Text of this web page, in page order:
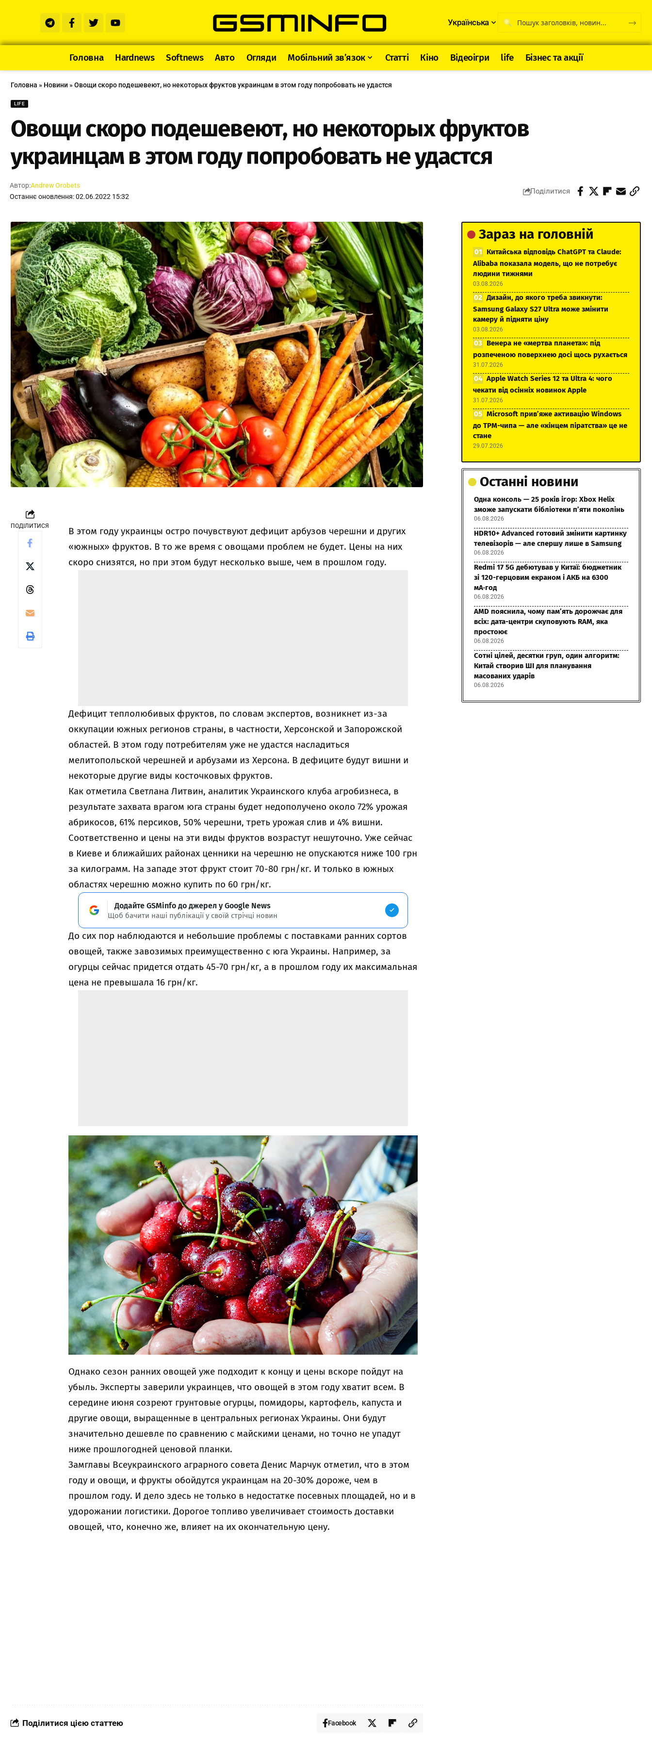
Українська
Головна Hardnews Softnews Авто Огляди Мобільний зв’язок Статті Кіно Відеоігри life Бізнес та акції
Головна » Новини»Овощи скоро подешевеют, но некоторых фруктов украинцам в этом году попробовать не удастся
LIFE
Овощи скоро подешевеют, но некоторых фруктов
украинцам в этом году попробовать не удастся
Останнє оновлення: 02.06.2022 15:32
Автор:Andrew Orobets
Поділитися
ПОДІЛИТИСЯ
В этом году украинцы остро почувствуют дефицит арбузов черешни и других
«южных» фруктов. В то же время с овощами проблем не будет. Цены на них
скоро снизятся, но при этом будут несколько выше, чем в прошлом году.
Дефицит теплолюбивых фруктов, по словам экспертов, возникнет из-за
оккупации южных регионов страны, в частности, Херсонской и Запорожской
областей. В этом году потребителям уже не удастся насладиться
мелитопольской черешней и арбузами из Херсона. В дефиците будут вишни и
некоторые другие виды косточковых фруктов.
Как отметила Светлана Литвин, аналитик Украинского клуба агробизнеса, в
результате захвата врагом юга страны будет недополучено около 72% урожая
абрикосов, 61% персиков, 50% черешни, треть урожая слив и 4% вишни.
Соответственно и цены на эти виды фруктов возрастут нешуточно. Уже сейчас
в Киеве и ближайших районах ценники на черешню не опускаются ниже 100 грн
за килограмм. На западе этот фрукт стоит 70-80 грн/кг. И только в южных
областях черешню можно купить по 60 грн/кг.
Додайте GSMinfo до джерел у Google News
Щоб бачити наші публікації у своїй стрічці новин
До сих пор наблюдаются и небольшие проблемы с поставками ранних сортов
овощей, также завозимых преимущественно с юга Украины. Например, за
огурцы сейчас придется отдать 45-70 грн/кг, а в прошлом году их максимальная
цена не превышала 16 грн/кг.
Однако сезон ранних овощей уже подходит к концу и цены вскоре пойдут на
убыль. Эксперты заверили украинцев, что овощей в этом году хватит всем. В
середине июня созреют грунтовые огурцы, помидоры, картофель, капуста и
другие овощи, выращенные в центральных регионах Украины. Они будут
значительно дешевле по сравнению с майскими ценами, но точно не упадут
ниже прошлогодней ценовой планки.
Замглавы Всеукраинского аграрного совета Денис Марчук отметил, что в этом
году и овощи, и фрукты обойдутся украинцам на 20-30% дороже, чем в
прошлом году. И дело здесь не только в недостатке посевных площадей, но и в
удорожании логистики. Дорогое топливо увеличивает стоимость доставки
овощей, что, конечно же, влияет на их окончательную цену.
Поділитися цією статтею Facebook
Зараз на головній
Китайська відповідь ChatGPT та Claude:
Alibaba показала модель, що не потребує
людини тижнями
03.08.2026
Дизайн, до якого треба звикнути:
Samsung Galaxy S27 Ultra може змінити
камеру й підняти ціну
03.08.2026
Венера не «мертва планета»: під
розпеченою поверхнею досі щось рухається
31.07.2026
Apple Watch Series 12 та Ultra 4: чого
чекати від осінніх новинок Apple
31.07.2026
Microsoft прив’яже активацію Windows
до TPM-чипа — але «кінцем піратства» це не
стане
29.07.2026
Останні новини
Одна консоль — 25 років ігор: Xbox Helix
зможе запускати бібліотеки п’яти поколінь
06.08.2026
HDR10+ Advanced готовий змінити картинку
телевізорів — але спершу лише в Samsung
06.08.2026
Redmi 17 5G дебютував у Китаї: бюджетник
зі 120-герцовим екраном і АКБ на 6300
мА·год
06.08.2026
AMD пояснила, чому пам’ять дорожчає для
всіх: дата-центри скуповують RAM, яка
простоює
06.08.2026
Сотні цілей, десятки груп, один алгоритм:
Китай створив ШІ для планування
масованих ударів
06.08.2026